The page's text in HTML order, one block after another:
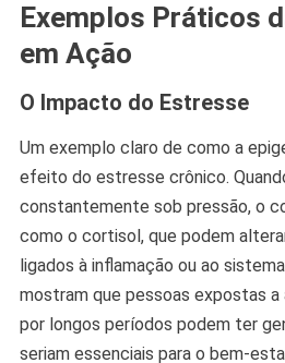
Exemplos Práticos
em Ação
O Impacto do Estresse
Um exemplo claro de como a
efeito do estresse crônico.
constantemente sob pressão, o
como o cortisol, que podem
ligados à inflamação ou ao
mostram que pessoas expostas
por longos períodos podem ter
seriam essenciais para o bem-